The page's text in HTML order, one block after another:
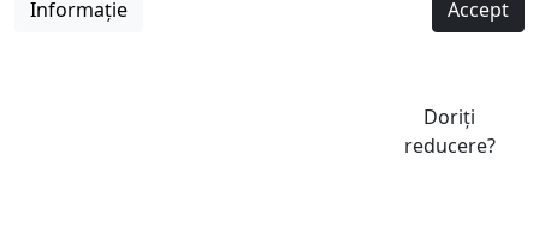
Informație Accept
Doriți
reducere?